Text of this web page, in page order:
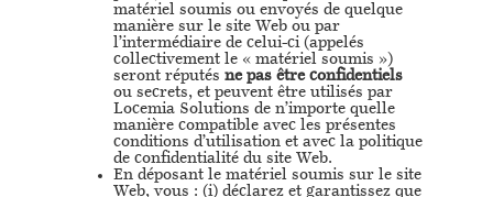
matériel soumis ou envoyés de quelque
manière sur le site Web ou par
l’intermédiaire de celui-ci (appelés
collectivement le « matériel soumis »)
seront réputés ne pas être confidentiels
ou secrets, et peuvent être utilisés par
Locemia Solutions de n’importe quelle
manière compatible avec les présentes
conditions d’utilisation et avec la politique
de confidentialité du site Web.
En déposant le matériel soumis sur le site
Web, vous : (i) déclarez et garantissez que